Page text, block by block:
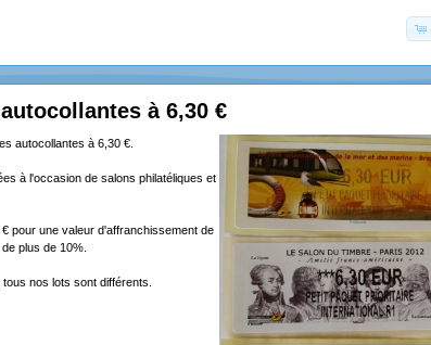
à 6,30 €
autocollantes à 6,30 €.
à l'occasion de salons philatéliques et
€ pour une valeur d'affranchissement de
plus de 10%.
nos lots sont différents.